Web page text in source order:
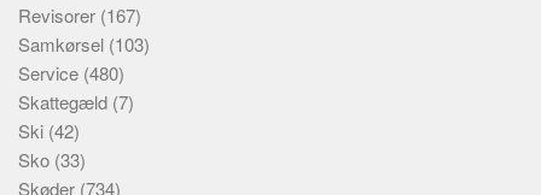
Revisorer (167)
Samkørsel (103)
Service (480)
Skattegæld (7)
Ski (42)
Sko (33)
Skøder (734)